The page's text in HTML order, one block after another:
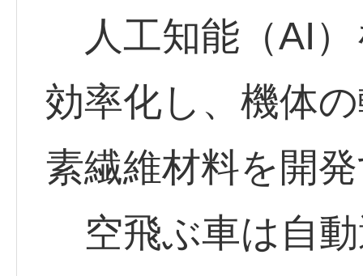
人工知能（AI）
効率化し、機体
素繊維材料を開
空飛ぶ車は自動